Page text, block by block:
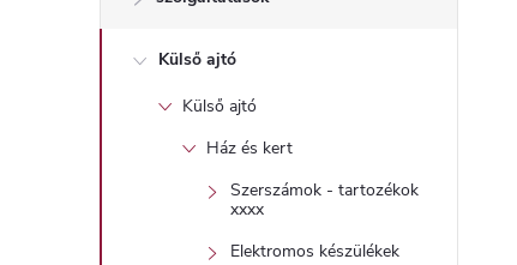
Külső ajtó
Külső ajtó
Ház és kert
Szerszámok - tartozékok
xxxx
Elektromos készülékek